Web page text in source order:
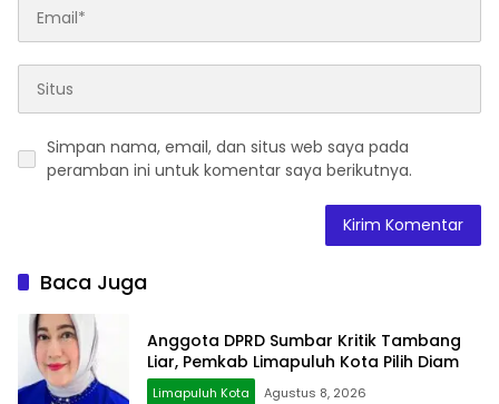
Simpan nama, email, dan situs web saya pada
peramban ini untuk komentar saya berikutnya.
Baca Juga
Anggota DPRD Sumbar Kritik Tambang
Liar, Pemkab Limapuluh Kota Pilih Diam
Limapuluh Kota Agustus 8, 2026